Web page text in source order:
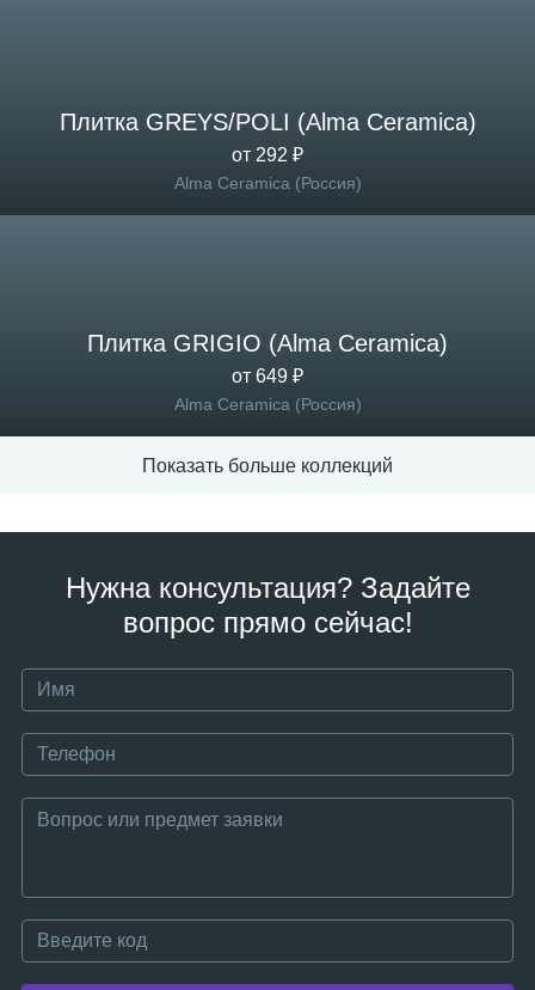
Плитка GREYS/POLI (Alma Ceramica)
от 292 ₽
Alma Ceramica (Россия)
Плитка GRIGIO (Alma Ceramica)
от 649 ₽
Alma Ceramica (Россия)
Показать больше коллекций
Нужна консультация? Задайте
вопрос прямо сейчас!